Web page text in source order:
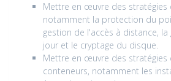
Mettre en œuvre des stratégies
notamment la protection du
gestion de l'accès à distance,
jour et le cryptage du disque.
Mettre en œuvre des stratégies
conteneurs, notamment les